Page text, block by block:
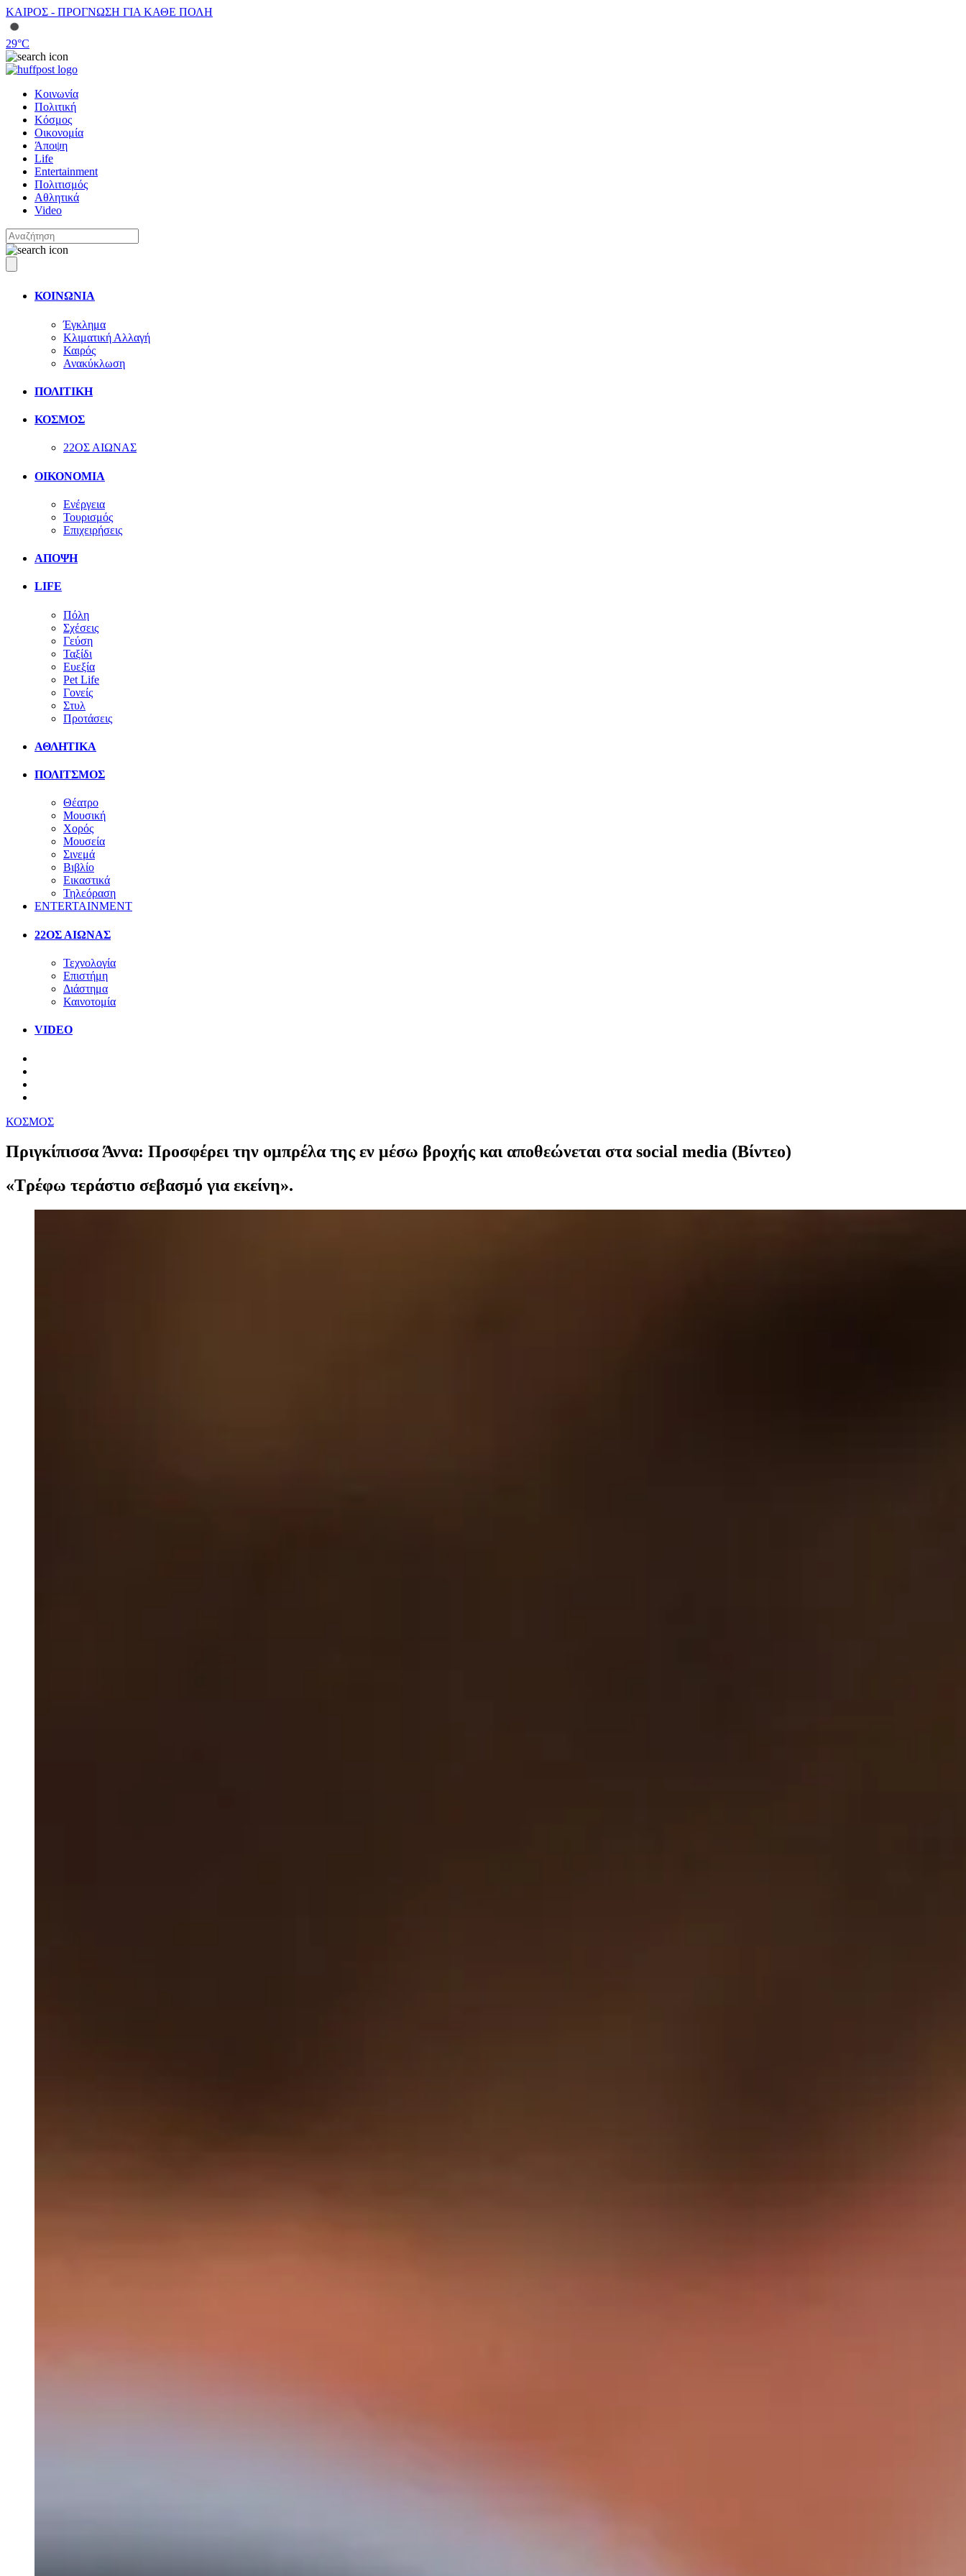
ΚΑΙΡΟΣ - ΠΡΟΓΝΩΣΗ ΓΙΑ ΚΑΘΕ ΠΟΛΗ
29°C
Κοινωνία
Πολιτική
Κόσμος
Οικονομία
Άποψη
Life
Entertainment
Πολιτισμός
Αθλητικά
Video
ΚΟΙΝΩΝΙΑ
Έγκλημα
Κλιματική Αλλαγή
Καιρός
Ανακύκλωση
ΠΟΛΙΤΙΚΗ
ΚΟΣΜΟΣ
22ΟΣ ΑΙΩΝΑΣ
ΟΙΚΟΝΟΜΙΑ
Ενέργεια
Τουρισμός
Επιχειρήσεις
ΑΠΟΨΗ
LIFE
Πόλη
Σχέσεις
Γεύση
Ταξίδι
Ευεξία
Pet Life
Γονείς
Στυλ
Προτάσεις
ΑΘΛΗΤΙΚΑ
ΠΟΛΙΤΣΜΟΣ
Θέατρο
Μουσική
Χορός
Μουσεία
Σινεμά
Βιβλίο
Εικαστικά
Τηλεόραση
ENTERTAINMENT
22ΟΣ ΑΙΩΝΑΣ
Τεχνολογία
Επιστήμη
Διάστημα
Καινοτομία
VIDEO
ΚΟΣΜΟΣ
Πριγκίπισσα Άννα: Προσφέρει την ομπρέλα της εν μέσω βροχής και αποθεώνεται στα social media (Βίντεο)
«Τρέφω τεράστιο σεβασμό για εκείνη».